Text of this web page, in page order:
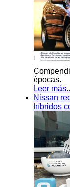
épocas.
Leer
Nissan
híbridos